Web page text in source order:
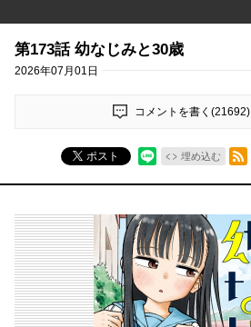
第173話 幼なじみと30歳
2026年07月01日
コメントを書く(21692)
ポスト 埋め込む
RSSフィード